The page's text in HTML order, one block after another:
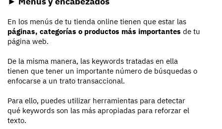
En los menús de tu tienda online tienen que estar las
páginas, categorías o productos más importantes de tu
página web.
De la misma manera, las keywords tratadas en ella
tienen que tener un importante número de búsquedas o
enfocarse a un trato transaccional.
Para ello, puedes utilizar herramientas para detectar
qué keywords son las más apropiadas para reforzar el
texto.